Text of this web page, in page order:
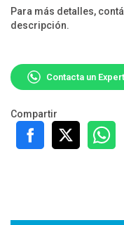
Para más detalles,
descripción.
Contacta un
Compartir